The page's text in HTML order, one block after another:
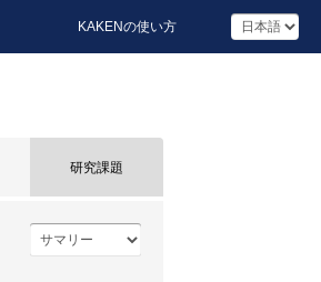
KAKENの使い方
研究課題